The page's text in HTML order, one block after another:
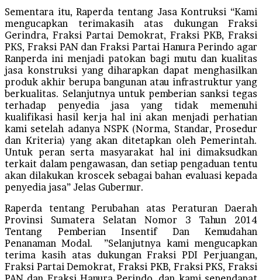
Sementara itu, Raperda tentang Jasa Kontruksi “Kami
mengucapkan terimakasih atas dukungan Fraksi
Gerindra, Fraksi Partai Demokrat, Fraksi PKB, Fraksi
PKS, Fraksi PAN dan Fraksi Partai Hanura Perindo agar
Ranperda ini menjadi patokan bagi mutu dan kualitas
jasa konstruksi yang diharapkan dapat menghasilkan
produk akhir berupa bangunan atau infrastruktur yang
berkualitas. Selanjutnya untuk pemberian sanksi tegas
terhadap penyedia jasa yang tidak memenuhi
kualifikasi hasil kerja hal ini akan menjadi perhatian
kami setelah adanya NSPK (Norma, Standar, Prosedur
dan Kriteria) yang akan ditetapkan oleh Pemerintah.
Untuk peran serta masyarakat hal ini dimaksudkan
terkait dalam pengawasan, dan setiap pengaduan tentu
akan dilakukan kroscek sebagai bahan evaluasi kepada
penyedia jasa” Jelas Gubernur.
Raperda tentang Perubahan atas Peraturan Daerah
Provinsi Sumatera Selatan Nomor 3 Tahun 2014
Tentang Pemberian Insentif Dan Kemudahan
Penanaman Modal. ”Selanjutnya kami mengucapkan
terima kasih atas dukungan Fraksi PDI Perjuangan,
Fraksi Partai Demokrat, Fraksi PKB, Fraksi PKS, Fraksi